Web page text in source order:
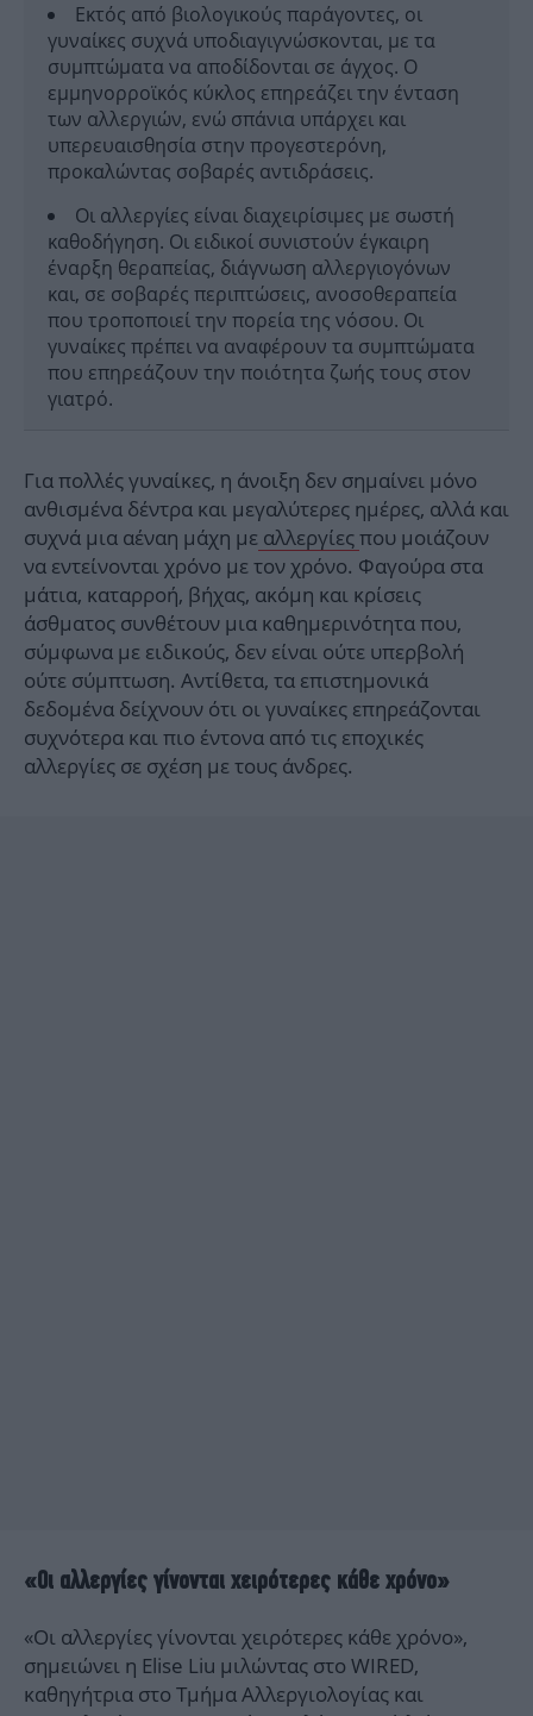
Εκτός από βιολογικούς παράγοντες, οι
γυναίκες συχνά υποδιαγιγνώσκονται, με τα
συμπτώματα να αποδίδονται σε άγχος. Ο
εμμηνορροϊκός κύκλος επηρεάζει την ένταση
των αλλεργιών, ενώ σπάνια υπάρχει και
υπερευαισθησία στην προγεστερόνη,
προκαλώντας σοβαρές αντιδράσεις.
Οι αλλεργίες είναι διαχειρίσιμες με σωστή
καθοδήγηση. Οι ειδικοί συνιστούν έγκαιρη
έναρξη θεραπείας, διάγνωση αλλεργιογόνων
και, σε σοβαρές περιπτώσεις, ανοσοθεραπεία
που τροποποιεί την πορεία της νόσου. Οι
γυναίκες πρέπει να αναφέρουν τα συμπτώματα
που επηρεάζουν την ποιότητα ζωής τους στον
γιατρό.
Για πολλές γυναίκες, η άνοιξη δεν σημαίνει μόνο
ανθισμένα δέντρα και μεγαλύτερες ημέρες, αλλά και
συχνά μια αέναη μάχη με αλλεργίεςπου μοιάζουν
να εντείνονται χρόνο με τον χρόνο. Φαγούρα στα
μάτια, καταρροή, βήχας, ακόμη και κρίσεις
άσθματος συνθέτουν μια καθημερινότητα που,
σύμφωνα με ειδικούς, δεν είναι ούτε υπερβολή
ούτε σύμπτωση. Αντίθετα, τα επιστημονικά
δεδομένα δείχνουν ότι οι γυναίκες επηρεάζονται
συχνότερα και πιο έντονα από τις εποχικές
αλλεργίες σε σχέση με τους άνδρες.
«Οι αλλεργίες γίνονται χειρότερες κάθε χρόνο»
«Οι αλλεργίες γίνονται χειρότερες κάθε χρόνο»,
σημειώνει η Elise Liu μιλώντας στo WIRED,
καθηγήτρια στο Τμήμα Αλλεργιολογίας και